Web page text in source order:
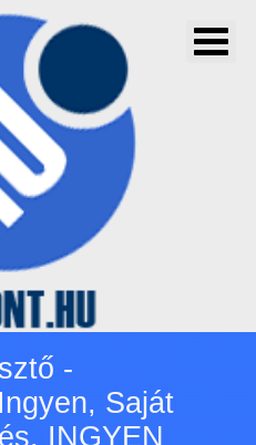
-
Saját
INGYEN